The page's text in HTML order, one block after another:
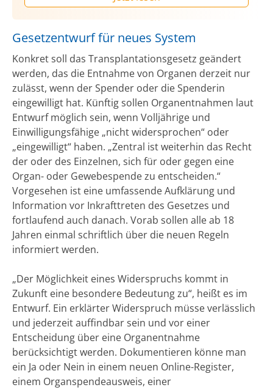
Gesetzentwurf für neues System
Konkret soll das Transplantationsgesetz geändert
werden, das die Entnahme von Organen derzeit nur
zulässt, wenn der Spender oder die Spenderin
eingewilligt hat. Künftig sollen Organentnahmen laut
Entwurf möglich sein, wenn Volljährige und
Einwilligungsfähige „nicht widersprochen“ oder
„eingewilligt“ haben. „Zentral ist weiterhin das Recht
der oder des Einzelnen, sich für oder gegen eine
Organ- oder Gewebespende zu entscheiden.“
Vorgesehen ist eine umfassende Aufklärung und
Information vor Inkrafttreten des Gesetzes und
fortlaufend auch danach. Vorab sollen alle ab 18
Jahren einmal schriftlich über die neuen Regeln
informiert werden.
„Der Möglichkeit eines Widerspruchs kommt in
Zukunft eine besondere Bedeutung zu“, heißt es im
Entwurf. Ein erklärter Widerspruch müsse verlässlich
und jederzeit auffindbar sein und vor einer
Entscheidung über eine Organentnahme
berücksichtigt werden. Dokumentieren könne man
ein Ja oder Nein in einem neuen Online-Register,
einem Organspendeausweis, einer